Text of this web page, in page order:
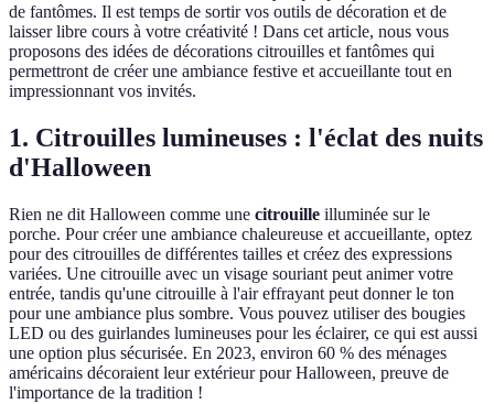
de fantômes. Il est temps de sortir vos outils de décoration et de
laisser libre cours à votre créativité ! Dans cet article, nous vous
proposons des idées de décorations citrouilles et fantômes qui
permettront de créer une ambiance festive et accueillante tout en
impressionnant vos invités.
1. Citrouilles lumineuses : l'éclat des nuits
d'Halloween
Rien ne dit Halloween comme une citrouille illuminée sur le
porche. Pour créer une ambiance chaleureuse et accueillante, optez
pour des citrouilles de différentes tailles et créez des expressions
variées. Une citrouille avec un visage souriant peut animer votre
entrée, tandis qu'une citrouille à l'air effrayant peut donner le ton
pour une ambiance plus sombre. Vous pouvez utiliser des bougies
LED ou des guirlandes lumineuses pour les éclairer, ce qui est aussi
une option plus sécurisée. En 2023, environ 60 % des ménages
américains décoraient leur extérieur pour Halloween, preuve de
l'importance de la tradition !